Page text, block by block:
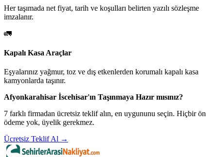
Her taşımada net fiyat, tarih ve koşulları belirten yazılı sözleşme
imzalanır.
🚛
Kapalı Kasa Araçlar
Eşyalarınız yağmur, toz ve dış etkenlerden korumalı kapalı kasa
kamyonlarda taşınır.
Afyonkarahisar İscehisar'ın Taşınmaya Hazır mısınız?
7 farklı firmadan ücretsiz teklif alın, en uygununu seçin. Hiçbir ön
ödeme yok, üyelik gerekmez.
Ücretsiz Teklif Al →